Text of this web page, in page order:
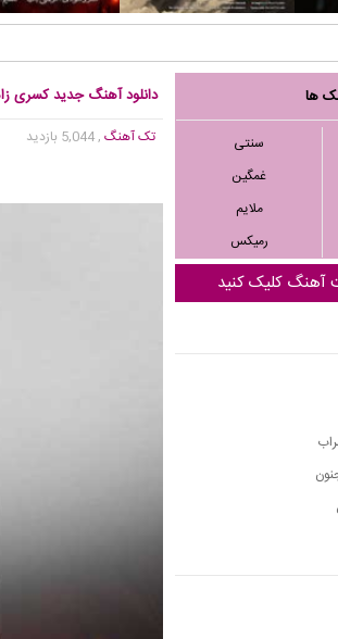
ها
سنتی
غمگین
ملایم
رمیکس
آهنگ کلیک کنید
دانلود آهنگ جدید کسری
تک آهنگ, 5,044 بازدید